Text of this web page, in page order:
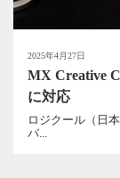
2025年4月27日
MX Creative
に対応
ロジクール（日
バ...